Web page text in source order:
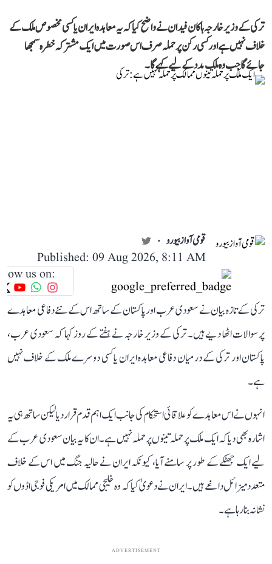
ترکی کے وزیر خارجہ ہاکان فیدان نے واضح کیا کہ یہ معاہدہ ایران یا کسی مخصوص ملک کے
خلاف نہیں ہے اور کسی رکن پر حملہ صرف اس صورت میں ایک مشترکہ خطرہ سمجھا
جائے گا جب وہ ملک مدد کے لیے کہے گا۔
قومی آواز بیورو
Published: 09 Aug 2026, 8:11 AM
us on:
ترکی کے تازہ بیان نے سعودی عرب اور پاکستان کے ساتھ اس کے نئے دفاعی معاہدے
پر سوالات اٹھا دیے ہیں۔ ترکی کے وزیر خارجہ نے ہفتے کے روز کہا کہ سعودی عرب،
پاکستان اور ترکی کے درمیان دفاعی معاہدہ ایران یا کسی دوسرے ملک کے خلاف نہیں
ہے۔
انہوں نے اس معاہدے کو علاقائی استحکام کی جانب ایک اہم قدم قرار دیا لیکن ساتھ ہی یہ
اشارہ بھی دیا کہ ایک ملک پر حملہ تینوں پر حملہ نہیں ہے۔ ان کا یہ بیان سعودی عرب کے
لیے ایک جھٹکے کے طور پر سامنے آیا، کیونکہ ایران نے حالیہ جنگ میں اس کے خلاف
متعدد میزائل داغے ہیں۔ ایران نے دعویٰ کیا کہ وہ خلیجی ممالک میں امریکی فوجی اڈوں کو
نشانہ بنا رہا ہے۔
ADVERTISEMENT